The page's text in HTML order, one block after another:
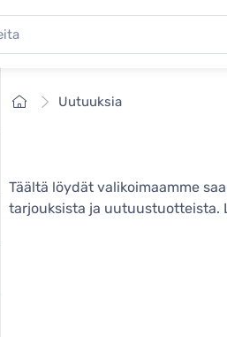
EtusivuUutuuksia
Täältä löydät valikoimaamme
tarjouksista ja uutuustuotteista.